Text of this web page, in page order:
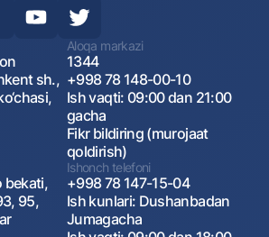
sh.,
Aloqa markazi
1344
+998 78 148-00-10
Ish vaqti: 09:00 dan 21:00
gacha
Fikr bildiring (murojaat
qoldirish)
bekati,
95,
Ishonch telefoni
+998 78 147-15-04
Ish kunlari: Dushanbadan
Jumagacha